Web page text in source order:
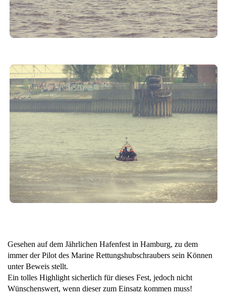
Gesehen auf dem Jährlichen Hafenfest in Hamburg, zu dem
immer der Pilot des Marine Rettungshubschraubers sein Können
unter Beweis stellt.
Ein tolles Highlight sicherlich für dieses Fest, jedoch nicht
Wünschenswert, wenn dieser zum Einsatz kommen muss!